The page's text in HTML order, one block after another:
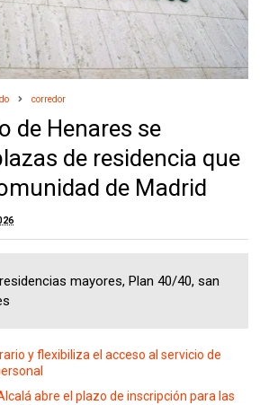
corredor
de Henares se
de residencia que
de Madrid
mayores, Plan 40/40, san
y flexibiliza el acceso al servicio de
abre el plazo de inscripción para las